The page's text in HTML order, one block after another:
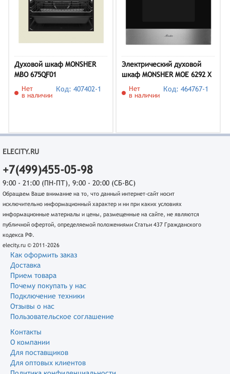
Духовой шкаф MONSHER
MBO 675QF01
Нет
в наличии
Код: 407402-1
Электрический духовой
шкаф MONSHER MOE 6292 X
Нет
в наличии
Код: 464767-1
ELECITY.RU
+7(499)455-05-98
9:00 - 21:00 (ПН-ПТ), 9:00 - 20:00 (СБ-ВС)
Обращаем Ваше внимание на то, что данный интернет-сайт носит
исключительно информационный характер и ни при каких условиях
информационные материалы и цены, размещенные на сайте, не являются
публичной офертой, определяемой положениями Статьи 437 Гражданского
кодекса РФ.
elecity.ru © 2011-2026
Как оформить заказ
Доставка
Прием товара
Почему покупать у нас
Подключение техники
Отзывы о нас
Пользовательское соглашение
Контакты
О компании
Для поставщиков
Для оптовых клиентов